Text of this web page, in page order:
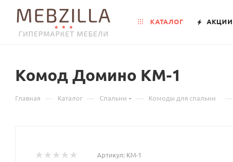
КАТАЛОГ АКЦИИ
Комод Домино КМ-1
Главная — Каталог — Спальни — Комоды для спальни —
Артикул: КМ-1